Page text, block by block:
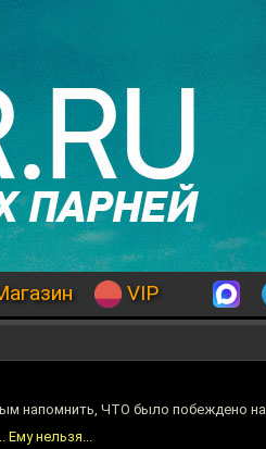
VIP
напомнить, ЧТО было побеждено
Ему нельзя...